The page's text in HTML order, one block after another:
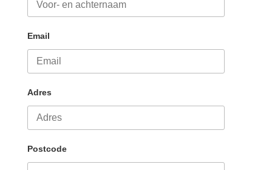
Email
Adres
Postcode